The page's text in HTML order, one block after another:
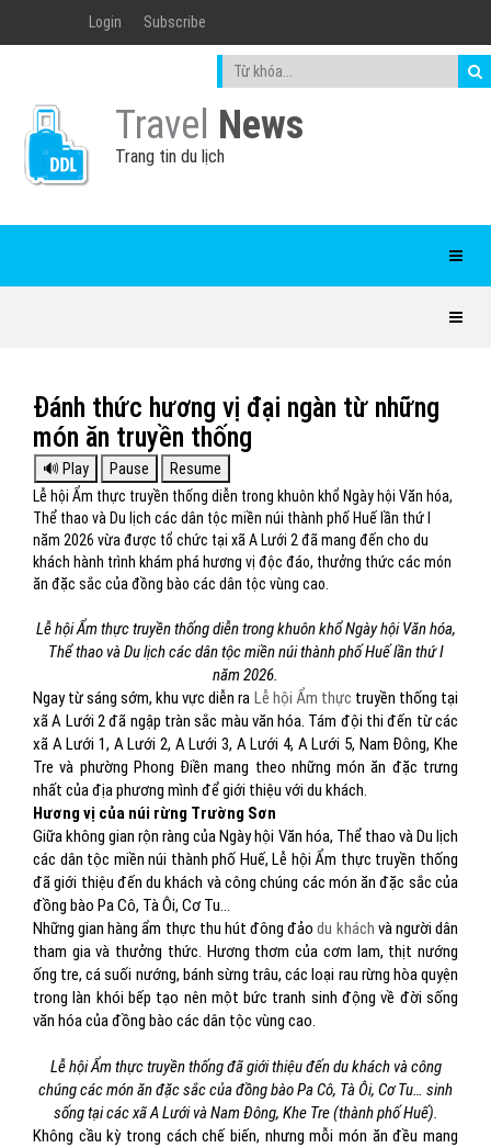
Login Subscribe
Travel News
Trang tin du lịch
Đánh thức hương vị đại ngàn từ những
món ăn truyền thống
Lễ hội Ẩm thực truyền thống diễn trong khuôn khổ Ngày hội Văn hóa,
Thể thao và Du lịch các dân tộc miền núi thành phố Huế lần thứ I
năm 2026 vừa được tổ chức tại xã A Lưới 2 đã mang đến cho du
khách hành trình khám phá hương vị độc đáo, thưởng thức các món
ăn đặc sắc của đồng bào các dân tộc vùng cao.
Lễ hội Ẩm thực truyền thống diễn trong khuôn khổ Ngày hội Văn hóa,
Thể thao và Du lịch các dân tộc miền núi thành phố Huế lần thứ I
năm 2026.
Ngay từ sáng sớm, khu vực diễn ra Lễ hội Ẩm thực truyền thống tại
xã A Lưới 2 đã ngập tràn sắc màu văn hóa. Tám đội thi đến từ các
xã A Lưới 1, A Lưới 2, A Lưới 3, A Lưới 4, A Lưới 5, Nam Đông, Khe
Tre và phường Phong Điền mang theo những món ăn đặc trưng
nhất của địa phương mình để giới thiệu với du khách.
Hương vị của núi rừng Trường Sơn
Giữa không gian rộn ràng của Ngày hội Văn hóa, Thể thao và Du lịch
các dân tộc miền núi thành phố Huế, Lễ hội Ẩm thực truyền thống
đã giới thiệu đến du khách và công chúng các món ăn đặc sắc của
đồng bào Pa Cô, Tà Ôi, Cơ Tu…
Những gian hàng ẩm thực thu hút đông đảodu khách và người dân
tham gia và thưởng thức. Hương thơm của cơm lam, thịt nướng
ống tre, cá suối nướng, bánh sừng trâu, các loại rau rừng hòa quyện
trong làn khói bếp tạo nên một bức tranh sinh động về đời sống
văn hóa của đồng bào các dân tộc vùng cao.
Lễ hội Ẩm thực truyền thống đã giới thiệu đến du khách và công
chúng các món ăn đặc sắc của đồng bào Pa Cô, Tà Ôi, Cơ Tu… sinh
sống tại các xã A Lưới và Nam Đông, Khe Tre (thành phố Huế).
Không cầu kỳ trong cách chế biến, nhưng mỗi món ăn đều mang